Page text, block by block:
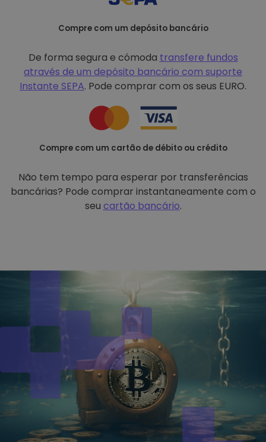
Compre com um depósito bancário
De forma segura e cómoda transfere fundos
através de um depósito bancário com suporte
Instante SEPA. Pode comprar com os seus EURO.
Compre com um cartão de débito ou crédito
Não tem tempo para esperar por transferências
bancárias? Pode comprar instantaneamente com o
seu cartão bancário.